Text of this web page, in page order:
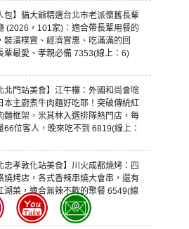
包】貓大爺精選台北市老派懷舊長輩
(2026，101家)：適合帶長輩用餐的
裝潢樸實、經濟實惠、吃滿滿的回
輩最愛、孝親必備 7353(線上：6)
北門站美食】江牛樓：外國和尚會唸
本主廚煮牛肉麵好吃耶！突破傳統紅
麵框架，米其林入選排隊熱門店，每
66位客人，晚來吃不到 6819(線上：
忠孝敦化站美食】川火成都燒烤：四
燒烤店，各式香辣串燒大會串，還有
湖菜，適合無辣不歡的聚餐 6549(線